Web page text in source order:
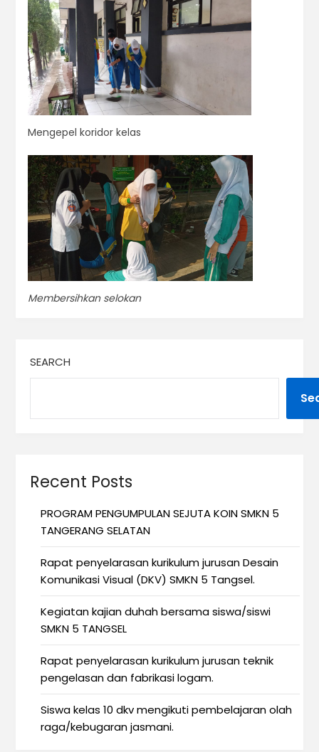
Mengepel koridor kelas
Membersihkan selokan
SEARCH
Recent Posts
PROGRAM PENGUMPULAN SEJUTA KOIN SMKN 5
TANGERANG SELATAN
Rapat penyelarasan kurikulum jurusan Desain
Komunikasi Visual (DKV) SMKN 5 Tangsel.
Kegiatan kajian duhah bersama siswa/siswi
SMKN 5 TANGSEL
Rapat penyelarasan kurikulum jurusan teknik
pengelasan dan fabrikasi logam.
Siswa kelas 10 dkv mengikuti pembelajaran olah
raga/kebugaran jasmani.